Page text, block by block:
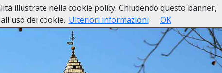
di Decesso Casa Funeraria Contatti
illustrate nella cookie policy. Chiudendo questo banner,
dei cookie. Ulteriori informazioni OK